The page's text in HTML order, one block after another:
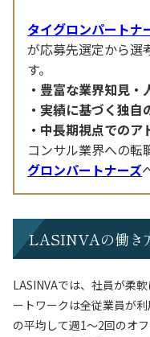
タイグロンパートナ
が応募先選定から選
す。
豊富な業界知見・
実績に基づく独自
中長期視点でのア
コンサル業界への転
グロンパートナーズ
LASINVAの働き
LASINVAでは、社員が柔
ートワークは全従業員が
の平均して週1〜2回のオ